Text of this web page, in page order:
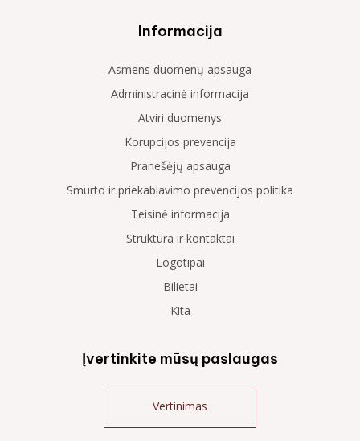
Informacija
Asmens duomenų apsauga
Administracinė informacija
Atviri duomenys
Korupcijos prevencija
Pranešėjų apsauga
Smurto ir priekabiavimo prevencijos politika
Teisinė informacija
Struktūra ir kontaktai
Logotipai
Bilietai
Kita
Įvertinkite mūsų paslaugas
Vertinimas